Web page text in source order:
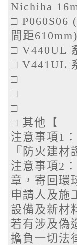
Nichiha
□ P060S06
間距
□ V440UL
□ V441UL
□
□
□
□
注意事項1
『防火建
注意事項2
章，寄回環
申請人及施
設備及新材
若有涉及偽
擔負一切法